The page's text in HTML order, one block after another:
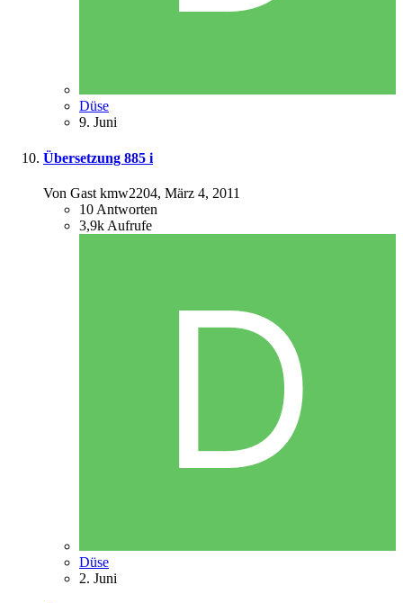
Düse
9. Juni
Übersetzung 885 i
Von Gast kmw2204, März 4, 2011
10 Antworten
3,9k Aufrufe
Düse
2. Juni